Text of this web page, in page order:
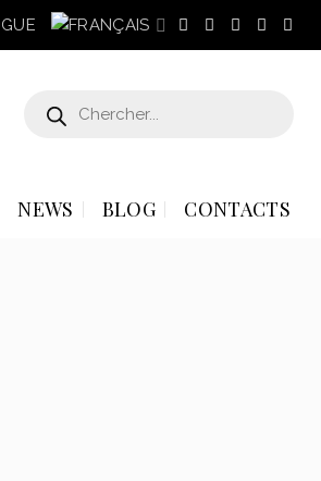
produits
NEWS BLOG CONTACTS